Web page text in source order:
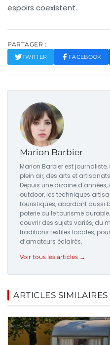
espoirs coexistent.
PARTAGER :
TWITTER FACEBOOK
Marion Barbier
Marion Barbier est
plein air, des arts et
Depuis une dizaine
outdoor, les techniques
touristiques, abordant aussi
poterie ou le tourisme
couvrir des sujets variés, du
traditions textiles locales,
d’amateurs éclairés.
Voir tous les articles →
ARTICLES SIMILAIRES